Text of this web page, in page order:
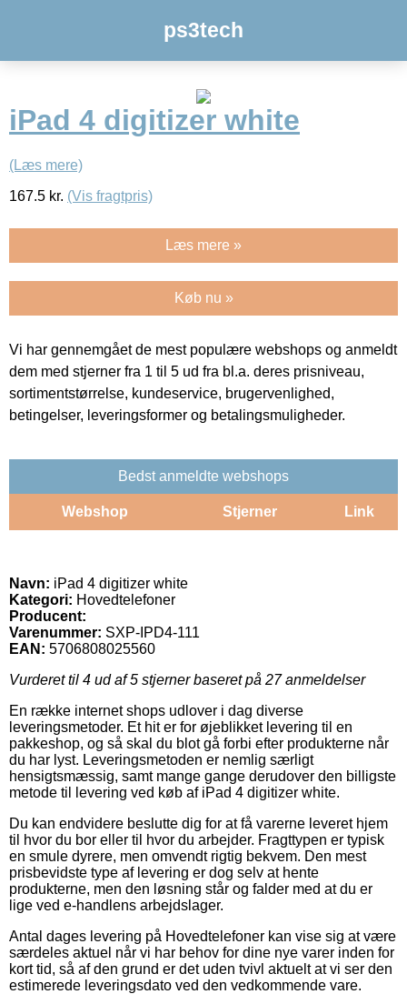
ps3tech
iPad 4 digitizer white
(Læs mere)
167.5 kr. (Vis fragtpris)
Læs mere »
Køb nu »
Vi har gennemgået de mest populære webshops og anmeldt
dem med stjerner fra 1 til 5 ud fra bl.a. deres prisniveau,
sortimentstørrelse, kundeservice, brugervenlighed,
betingelser, leveringsformer og betalingsmuligheder.
Bedst anmeldte webshops
Webshop Stjerner Link
Navn: iPad 4 digitizer white
Kategori: Hovedtelefoner
Producent:
Varenummer: SXP-IPD4-111
EAN: 5706808025560
Vurderet til 4 ud af 5 stjerner baseret på 27anmeldelser
En række internet shops udlover i dag diverse
leveringsmetoder. Et hit er for øjeblikket levering til en
pakkeshop, og så skal du blot gå forbi efter produkterne når
du har lyst. Leveringsmetoden er nemlig særligt
hensigtsmæssig, samt mange gange derudover den billigste
metode til levering ved køb af iPad 4 digitizer white.
Du kan endvidere beslutte dig for at få varerne leveret hjem
til hvor du bor eller til hvor du arbejder. Fragttypen er typisk
en smule dyrere, men omvendt rigtig bekvem. Den mest
prisbevidste type af levering er dog selv at hente
produkterne, men den løsning står og falder med at du er
lige ved e-handlens arbejdslager.
Antal dages levering på Hovedtelefoner kan vise sig at være
særdeles aktuel når vi har behov for dine nye varer inden for
kort tid, så af den grund er det uden tvivl aktuelt at vi ser den
estimerede leveringsdato ved den vedkommende vare.